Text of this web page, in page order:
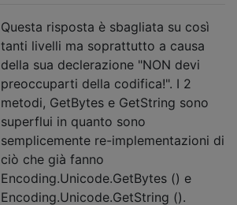
Questa risposta è sbagliata su così
tanti livelli ma soprattutto a causa
della sua declerazione "NON devi
preoccuparti della codifica!". I 2
metodi, GetBytes e GetString sono
superflui in quanto sono
semplicemente re-implementazioni di
ciò che già fanno
Encoding.Unicode.GetBytes () e
Encoding.Unicode.GetString ().